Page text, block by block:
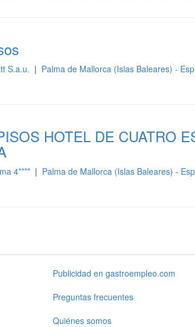
S.a.u. | Palma de Mallorca (Islas Baleares) -
HOTEL DE CUATRO
4**** | Palma de Mallorca (Islas Baleares) -
Publicidad en gastroempleo.com
Preguntas frecuentes
Quiénes somos